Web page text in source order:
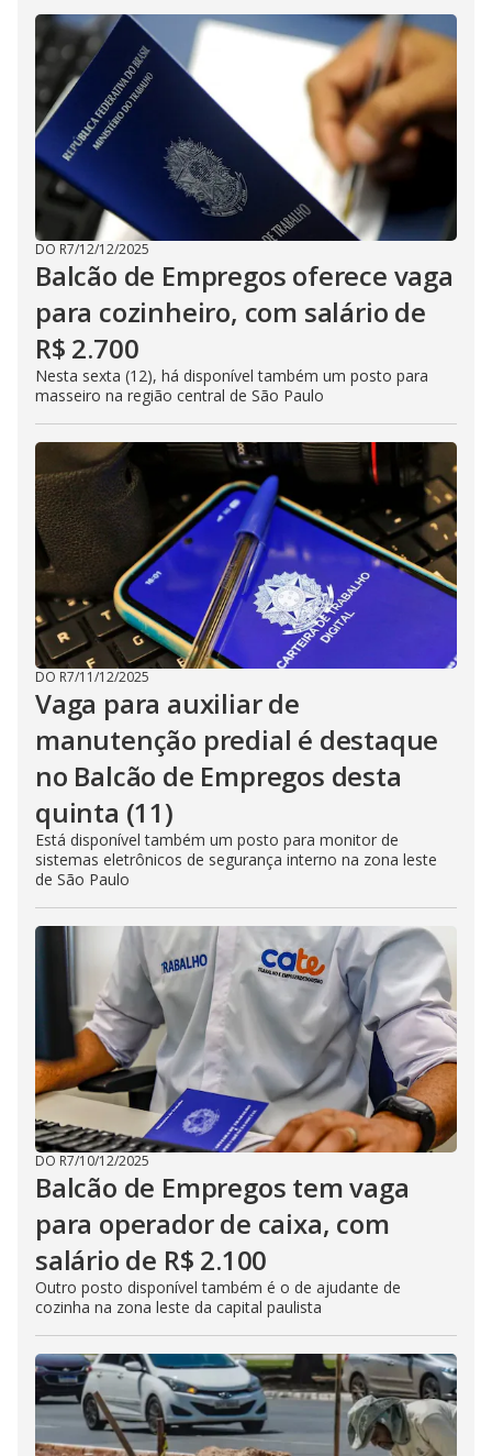
DO R7/12/12/2025
Balcão de Empregos oferece vaga
para cozinheiro, com salário de
R$ 2.700
Nesta sexta (12), há disponível também um posto para
masseiro na região central de São Paulo
DO R7/11/12/2025
Vaga para auxiliar de
manutenção predial é destaque
no Balcão de Empregos desta
quinta (11)
Está disponível também um posto para monitor de
sistemas eletrônicos de segurança interno na zona leste
de São Paulo
DO R7/10/12/2025
Balcão de Empregos tem vaga
para operador de caixa, com
salário de R$ 2.100
Outro posto disponível também é o de ajudante de
cozinha na zona leste da capital paulista